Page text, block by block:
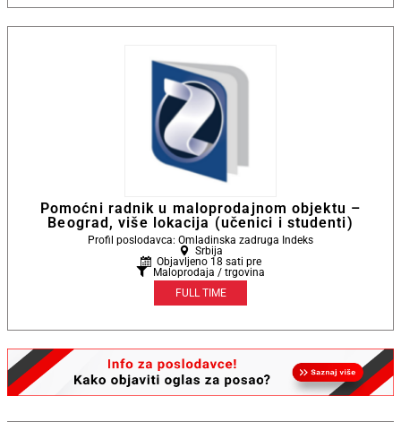
Pomoćni radnik u maloprodajnom objektu –
Beograd, više lokacija (učenici i studenti)
Profil poslodavca: Omladinska zadruga Indeks
Srbija
Objavljeno 18 sati pre
Maloprodaja / trgovina
FULL TIME